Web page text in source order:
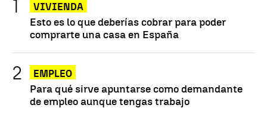
VIVIENDA
Esto es lo que deberías cobrar para poder
comprarte una casa en España
EMPLEO
Para qué sirve apuntarse como demandante
de empleo aunque tengas trabajo